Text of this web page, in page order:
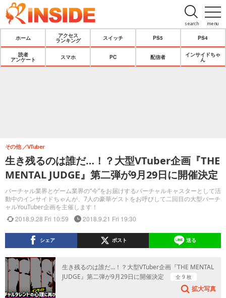
menu
search
ホーム
アクセス
ランキング
スイッチ PS5 PS4
読者
アンケート
スマホ PC 配信者
インサイドちゃ
ん
生き残るのは誰だ…！？大型VTuber企画『THE
MENTAL JUDGE』第二弾が9月29日に開催決定
バーチャル業界とゲーム業界の“今”をお届けするバーチャルキャスターとして活
動中のインサイドちゃんが、7人の豪華ゲストをお呼びして二回目の大型バーチ
ャルYouTuber企画を主催します！
その他 VTuber
2018.9.28 Fri 10:59 2018.9.21 Fri 19:30
シェア ポスト 送る
生き残るのは誰だ…！？大型VTuber企画『THE MENTAL
JUDGE』第二弾が9月29日に開催決定
全 9 枚
拡大写真